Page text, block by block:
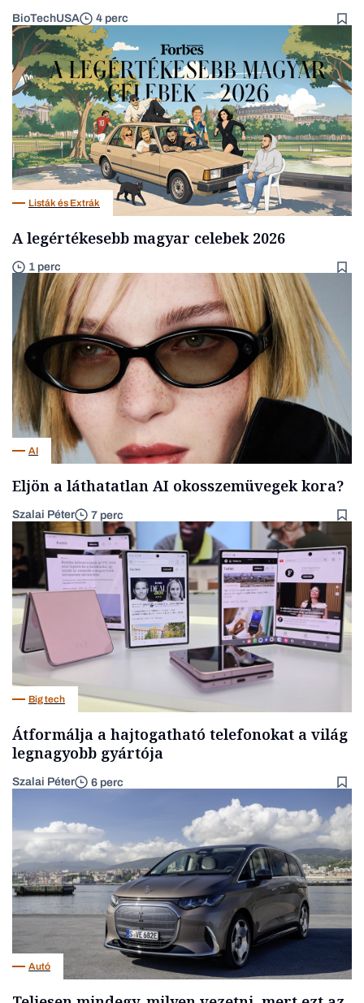
BioTechUSA 4 perc
Listák és Extrák
A legértékesebb magyar celebek 2026
1 perc
AI
Eljön a láthatatlan AI okosszemüvegek kora?
Szalai Péter 7 perc
Big tech
Átformálja a hajtogatható telefonokat a világ
legnagyobb gyártója
Szalai Péter 6 perc
Autó